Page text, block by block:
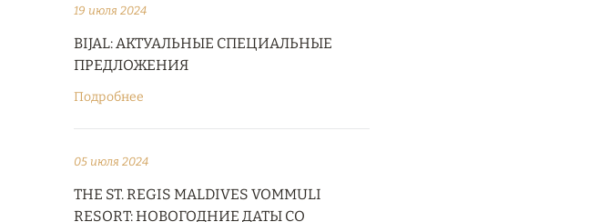
19 июля 2024
BIJAL: АКТУАЛЬНЫЕ СПЕЦИАЛЬНЫЕ
ПРЕДЛОЖЕНИЯ
Подробнее
05 июля 2024
THE ST. REGIS MALDIVES VOMMULI
RESORT: НОВОГОДНИЕ ДАТЫ СО